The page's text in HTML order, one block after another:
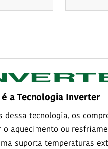
é a Tecnologia Inverter
dessa tecnologia, os
o aquecimento ou
suporta temperaturas